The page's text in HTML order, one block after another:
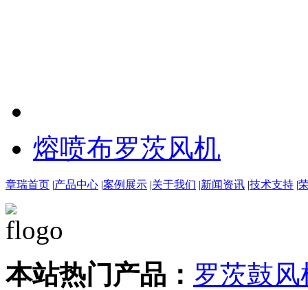
熔喷布罗茨风机
章瑞首页 |产品中心 |案例展示 |关于我们 |新闻资讯 |技术支持 |
本站热门产品： 罗茨鼓风